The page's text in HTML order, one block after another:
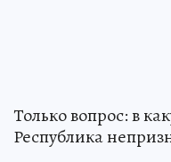
Только вопрос: в
Республика